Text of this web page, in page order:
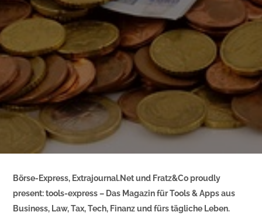
Börse-Express, Extrajournal.Net und Fratz&Co proudly
present: tools-express – Das Magazin für Tools & Apps aus
Business, Law, Tax, Tech, Finanz und fürs tägliche Leben.